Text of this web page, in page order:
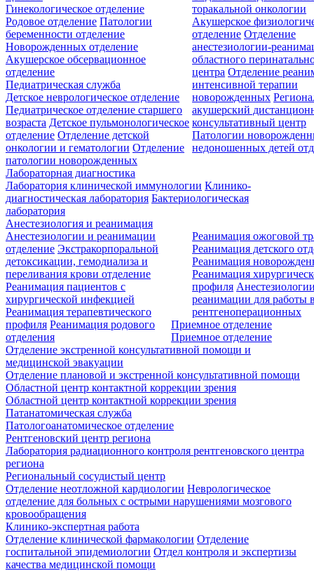
торакальной онкологии
Гинекологическое отделение
Родовое отделение Патологии
беременности отделение
Новорожденных отделение
Акушерское обсервационное
отделение
Акушерское
отделение Отделение
анестезиологии-
областного
центра Отделение
интенсивной терапии
новорожденных
акушерский
консультативный центр
Патологии
недоношенных детей
Педиатрическая служба
Детское неврологическое отделение
Педиатрическое отделение старшего
возраста Детское пульмонологическое
отделение Отделение детской
онкологии и гематологии Отделение
патологии новорожденных
Лабораторная диагностика
Лаборатория клинической иммунологии Клинико-
диагностическая лаборатория Бактериологическая
лаборатория
Анестезиология и реанимация
Анестезиологии и реанимации
отделение Экстракорпоральной
детоксикации, гемодиализа и
переливания крови отделение
Реанимация пациентов с
хирургической инфекцией
Реанимация терапевтического
профиля Реанимация родового
отделения
Реанимация ожоговой
Реанимация детского
Реанимация
Реанимация
профиля
реанимации для работы
рентгеноперационных
Приемное отделение
Приемное отделение
Отделение экстренной консультативной помощи и
медицинской эвакуации
Отделение плановой и экстренной консультативной помощи
Областной центр контактной коррекции зрения
Областной центр контактной коррекции зрения
Патанатомическая служба
Патологоанатомическое отделение
Рентгеновский центр региона
Лаборатория радиационного контроля рентгеновского центра
региона
Региональный сосудистый центр
Отделение неотложной кардиологии Неврологическое
отделение для больных с острыми нарушениями мозгового
кровообращения
Клинико-экспертная работа
Отделение клинической фармакологии Отделение
госпитальной эпидемиологии Отдел контроля и экспертизы
качества медицинской помощи